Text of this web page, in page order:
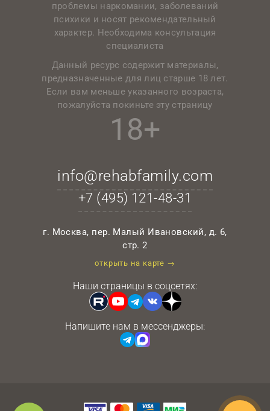
проблемы наркомании, заболеваний
психики и носят рекомендательный
характер. Необходима консультация
специалиста
Данный ресурс содержит материалы,
предназначенные для лиц старше 18 лет.
Если вам меньше указанного возраста,
пожалуйста покиньте эту страницу
18+
info@rehabfamily.com
+7 (495) 121-48-31
г. Москва, пер. Малый Ивановский, д. 6,
стр. 2
открыть на карте →
Наши страницы в соцсетях:
Напишите нам в мессенджеры: